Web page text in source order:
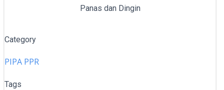
Panas dan Dingin
Category
PIPA PPR
Tags